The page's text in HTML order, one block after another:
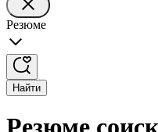
Резюме
Найти